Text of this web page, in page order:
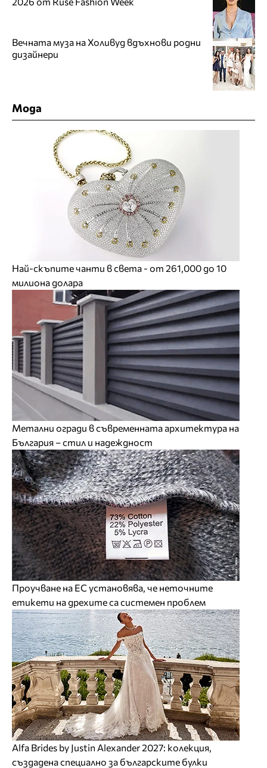
Вечната муза на Холивуд вдъхнови родни
дизайнери
Мода
Най-скъпите чанти в света - от 261,000 до 10
милиона долара
Метални огради в съвременната архитектура на
България – стил и надеждност
Проучване на ЕС установява, че неточните
етикети на дрехите са системен проблем
Alfa Brides by Justin Alexander 2027: колекция,
създадена специално за българските булки